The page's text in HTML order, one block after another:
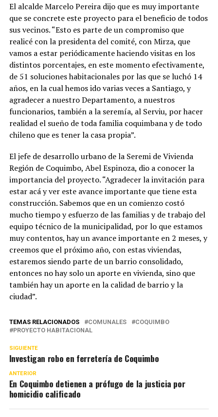
El alcalde Marcelo Pereira dijo que es muy importante
que se concrete este proyecto para el beneficio de todos
sus vecinos. “Esto es parte de un compromiso que
realicé con la presidenta del comité, con Mirza, que
vamos a estar periódicamente haciendo visitas en los
distintos porcentajes, en este momento efectivamente,
de 51 soluciones habitacionales por las que se luchó 14
años, en la cual hemos ido varias veces a Santiago, y
agradecer a nuestro Departamento, a nuestros
funcionarios, también a la seremía, al Serviu, por hacer
realidad el sueño de toda familia coquimbana y de todo
chileno que es tener la casa propia”.
El jefe de desarrollo urbano de la Seremi de Vivienda
Región de Coquimbo, Abel Espinoza, dio a conocer la
importancia del proyecto. “Agradecer la invitación para
estar acá y ver este avance importante que tiene esta
construcción. Sabemos que en un comienzo costó
mucho tiempo y esfuerzo de las familias y de trabajo del
equipo técnico de la municipalidad, por lo que estamos
muy contentos, hay un avance importante en 2 meses, y
creemos que el próximo año, con estas viviendas,
estaremos siendo parte de un barrio consolidado,
entonces no hay solo un aporte en vivienda, sino que
también hay un aporte en la calidad de barrio y la
ciudad”.
TEMAS RELACIONADOS COMUNALES
COQUIMBO
PROYECTO HABITACIONAL
SIGUIENTE
Investigan robo en ferretería de Coquimbo
ANTERIOR
En Coquimbo detienen a prófugo de la justicia por
homicidio calificado